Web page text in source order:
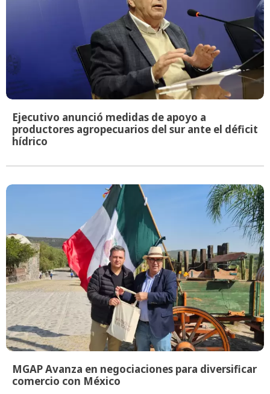
Ejecutivo anunció medidas de apoyo a
productores agropecuarios del sur ante el déficit
hídrico
MGAP Avanza en negociaciones para diversificar
comercio con México